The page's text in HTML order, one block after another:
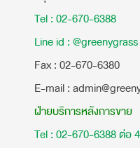
Tel : 02-670-6388
Line id : @greenygrass
​Fax : 02-670-6380
E-mail :
ฝ่ายบริการหลังการขาย
Tel : 02-670-6388 ต่อ